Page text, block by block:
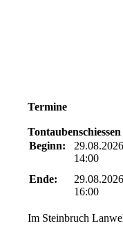
Termine
Tontaubenschiessen
Beginn:
29.08.2026
14:00
Ende:
29.08.2026
16:00
Im Steinbruch